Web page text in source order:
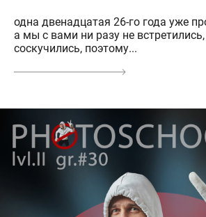
одна двенадцатая 26-го года уже
а мы с вами ни разу не
соскучились, поэтому...